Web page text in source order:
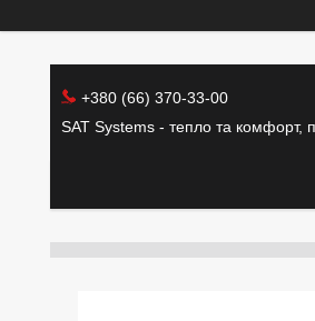
+380 (66) 370-33-00
SAT Systems - тепло та комфорт,